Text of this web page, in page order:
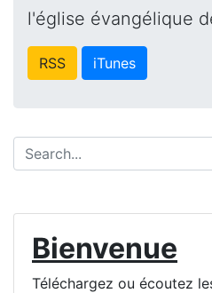
l'église évangélique
RSS iTunes
Bienvenue
Téléchargez ou écoutez